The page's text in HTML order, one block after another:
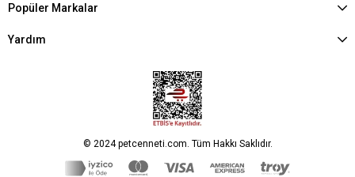
Popüler Markalar
Yardım
© 2024 petcenneti.com. Tüm Hakkı Saklıdır.